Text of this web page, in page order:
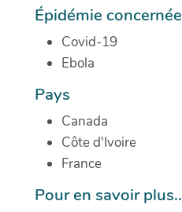
Épidémie concernée
Covid-19
Ebola
Pays
Canada
Côte d'Ivoire
France
Pour en savoir